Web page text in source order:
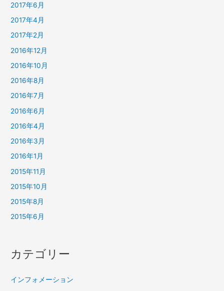
2017年6月
2017年4月
2017年2月
2016年12月
2016年10月
2016年8月
2016年7月
2016年6月
2016年4月
2016年3月
2016年1月
2015年11月
2015年10月
2015年8月
2015年6月
カテゴリー
インフォメーション